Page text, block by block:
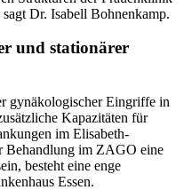
Dr. Isabell Bohnenkamp.
und stationärer
gynäkologischer Eingriffe in
Kapazitäten für
im Elisabeth-
Behandlung im ZAGO eine
besteht eine enge
Essen.